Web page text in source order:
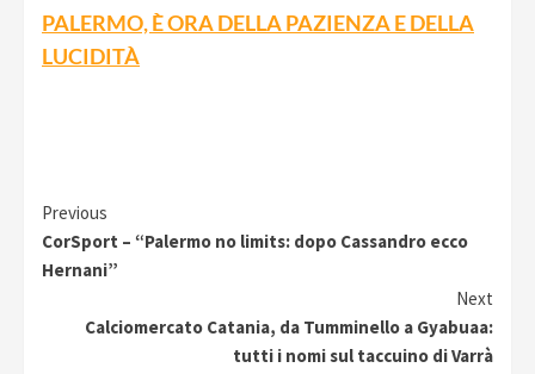
PALERMO, È ORA DELLA PAZIENZA E DELLA
LUCIDITÀ
Continue
Reading
Previous
CorSport – “Palermo no limits: dopo Cassandro ecco
Hernani”
Next
Calciomercato Catania, da Tumminello a Gyabuaa:
tutti i nomi sul taccuino di Varrà